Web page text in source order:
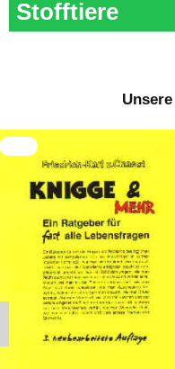
Stofftiere